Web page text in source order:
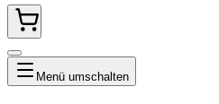
Menü umschalten